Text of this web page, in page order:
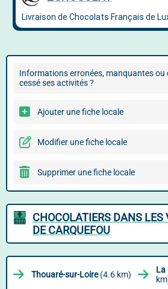
Informations erronées, manquantes ou
cessé ses activités ?
Ajouter une fiche locale
Modifier une fiche locale
Supprimer une fiche locale
CHOCOLATIERS DANS LES
DE CARQUEFOU
Thouaré-sur-Loire(4.6 km) La